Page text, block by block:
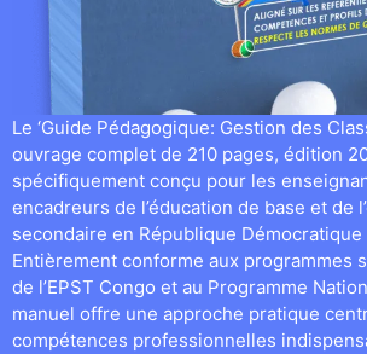
Le ‘Guide Pédagogique: Gestion des
ouvrage complet de 210 pages, édition
spécifiquement conçu pour les
encadreurs de l’éducation de base et de
secondaire en République Démocratique
Entièrement conforme aux programmes
de l’EPST Congo et au Programme
manuel offre une approche pratique
compétences professionnelles